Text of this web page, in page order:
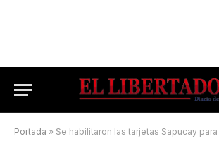
Portada » Se habilitaron las tarjetas Sapucay